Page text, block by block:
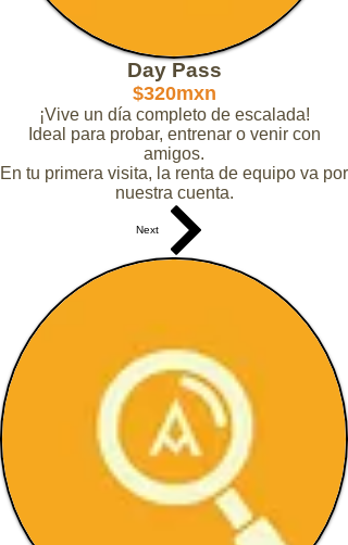
Day Pass
$320mxn
¡Vive un día completo de escalada!
Ideal para probar, entrenar o venir con
amigos.
En tu primera visita, la renta de equipo va por
nuestra cuenta.
Next